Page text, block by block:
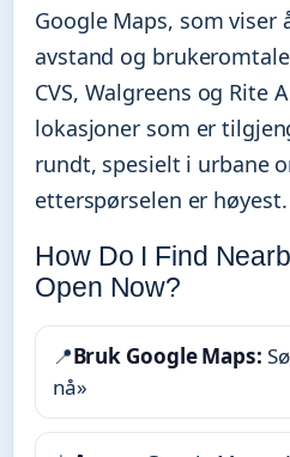
Google Maps, som viser
avstand og
CVS, Walgreens og Rite
lokasjoner som er
rundt, spesielt i urbane
etterspørselen er høyest.
How Do I Find
Open Now?
📍Bruk Google Maps:
nå»